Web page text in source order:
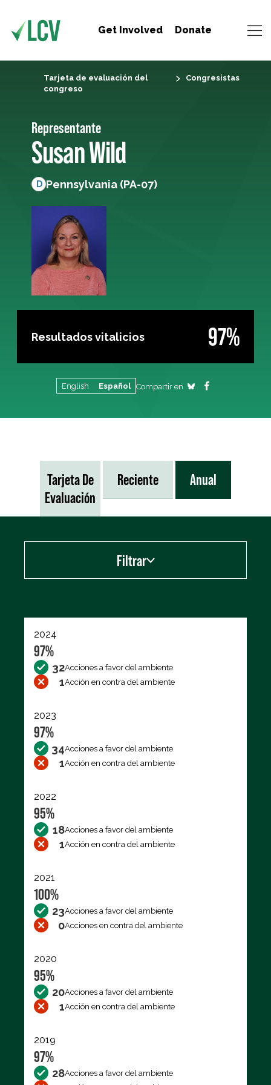
Get Involved Donate
Tarjeta de evaluación del
congreso
Congresistas
Representante
Susan Wild
D Pennsylvania (PA-07)
Resultados vitalicios 97%
English Español Compartir en
Tarjeta De
Evaluación
Reciente Anual
Filtrar
2024
97%
32Acciones a favor del ambiente
1Acción en contra del ambiente
2023
97%
34Acciones a favor del ambiente
1Acción en contra del ambiente
2022
95%
18Acciones a favor del ambiente
1Acción en contra del ambiente
2021
100%
23Acciones a favor del ambiente
0Acciones en contra del ambiente
2020
95%
20Acciones a favor del ambiente
1Acción en contra del ambiente
2019
97%
28Acciones a favor del ambiente